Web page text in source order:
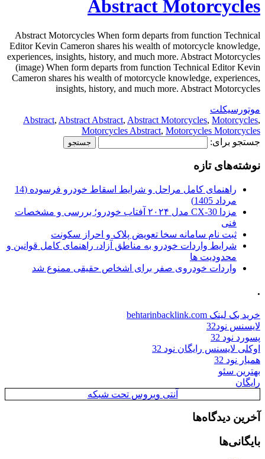
Abstract Motorcycles
Abstract Motorcycles When form departs from function Technical
Editor Kevin Cameron shares his wealth of motorcycle knowledge,
experiences, insights, history, and much more. Abstract Motorcycles
(image) When form departs from function Technical Editor Kevin
Cameron shares his wealth of motorcycle knowledge, experiences,
insights, history, and much more. Abstract Motorcycles
موتورسیکلت
Abstract, Abstract Abstract, Abstract Motorcycles, Motorcycles,
Motorcycles Abstract, Motorcycles Motorcycles
جستجو برای:
نوشته‌های تازه
راهنمای کامل مراحل و شرایط اسقاط خودرو فرسوده (14
مرداد 1405)
مزدا CX-30 مدل ۲۰۲۴ آفتاب خودرو؛ بررسی و مشخصات
فنی
ثبت نام سامانه سخا تعویض پلاک و احراز سکونت
شرایط واردات خودرو به مناطق آزاد، راهنمای کامل قوانین و
محدودیت ها
واردات خودروی صفر برای اشخاص حقیقی ممنوع شد
.
خرید بک لینک behtarinbacklink.com
لایسنس نود32
پسورد نود 32
اوکلی لایسنس رایگان نود 32
همیار نود 32
بهترین سئو
رایگان
آنتی ویروس تحت شبکه
آخرین دیدگاه‌ها
بایگانی‌ها